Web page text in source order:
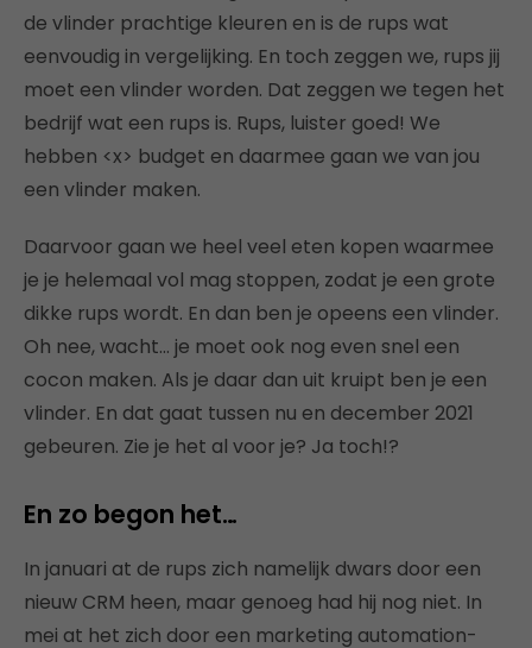
de vlinder prachtige kleuren en is de rups wat
eenvoudig in vergelijking. En toch zeggen we, rups jij
moet een vlinder worden. Dat zeggen we tegen het
bedrijf wat een rups is. Rups, luister goed! We
hebben <x> budget en daarmee gaan we van jou
een vlinder maken.
Daarvoor gaan we heel veel eten kopen waarmee
je je helemaal vol mag stoppen, zodat je een grote
dikke rups wordt. En dan ben je opeens een vlinder.
Oh nee, wacht… je moet ook nog even snel een
cocon maken. Als je daar dan uit kruipt ben je een
vlinder. En dat gaat tussen nu en december 2021
gebeuren. Zie je het al voor je? Ja toch!?
En zo begon het…
In januari at de rups zich namelijk dwars door een
nieuw CRM heen, maar genoeg had hij nog niet. In
mei at het zich door een marketing automation-